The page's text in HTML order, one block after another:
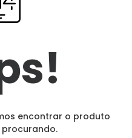
encontrar o produto